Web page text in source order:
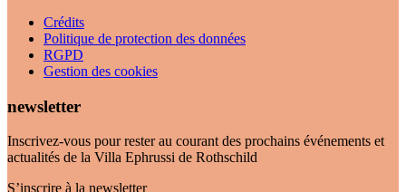
Crédits
Politique de protection des données
RGPD
Gestion des cookies
newsletter
Inscrivez-vous pour rester au courant des prochains événements et
actualités de la Villa Ephrussi de Rothschild
S’inscrire à la newsletter